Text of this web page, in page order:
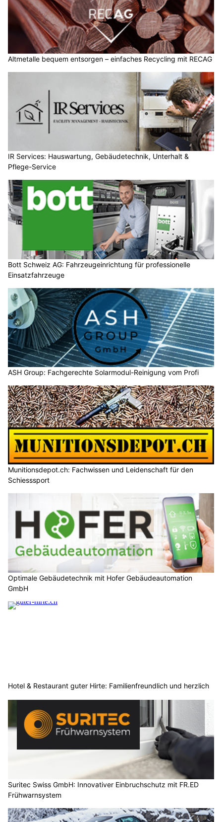
Altmetalle bequem entsorgen – einfaches Recycling mit RECAG
IR Services: Hauswartung, Gebäudetechnik, Unterhalt &
Pflege-Service
Bott Schweiz AG: Fahrzeugeinrichtung für professionelle
Einsatzfahrzeuge
ASH Group: Fachgerechte Solarmodul-Reinigung vom Profi
Munitionsdepot.ch: Fachwissen und Leidenschaft für den
Schiesssport
Optimale Gebäudetechnik mit Hofer Gebäudeautomation
GmbH
Hotel & Restaurant guter Hirte: Familienfreundlich und herzlich
Suritec Swiss GmbH: Innovativer Einbruchschutz mit FR.ED
Frühwarnsystem